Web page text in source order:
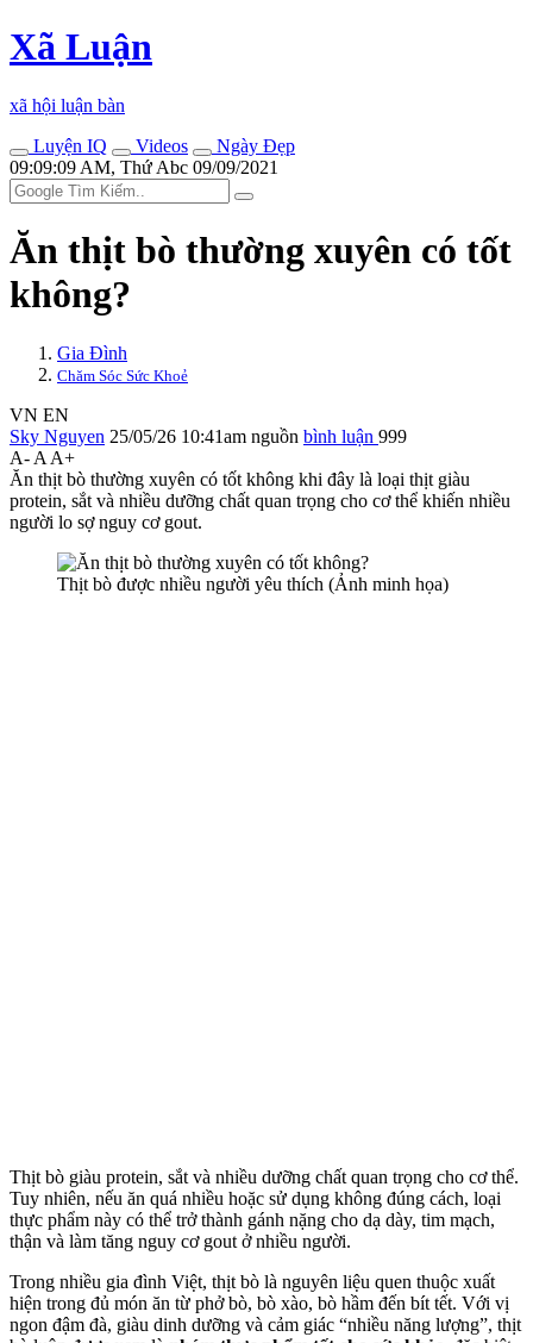
Xã Luận
xã hội luận bàn
Luyện IQ
Videos
Ngày Đẹp
09:09:09 AM, Thứ Abc 09/09/2021
Ăn thịt bò thường xuyên có tốt
không?
Gia Đình
Chăm Sóc Sức Khoẻ
VN EN
Sky Nguyen 25/05/26 10:41am nguồn bình luận 999
A- A A+
Ăn thịt bò thường xuyên có tốt không khi đây là loại thịt giàu
protein, sắt và nhiều dưỡng chất quan trọng cho c‌ơ th‌ể khiến nhiều
người lo sợ nguy cơ gout.
Thịt bò được nhiều người yêu thích (Ảnh minh họa)
Thịt bò giàu protein, sắt và nhiều dưỡng chất quan trọng cho c‌ơ th‌ể.
Tuy nhiên, nếu ăn quá nhiều hoặc sử dụng không đúng cách, loại
thực phẩm này có thể trở thành gánh nặng cho dạ dày, tim mạch,
thận và làm tăng nguy cơ gout ở nhiều người.
Trong nhiều gia đình Việt, thịt bò là nguyên liệu quen thuộc xuất
hiện trong đủ món ăn từ phở bò, bò xào, bò hầm đến bít tết. Với vị
ngon đậm đà, giàu dinh dưỡng và cảm giác “nhiều năng lượng”, thịt